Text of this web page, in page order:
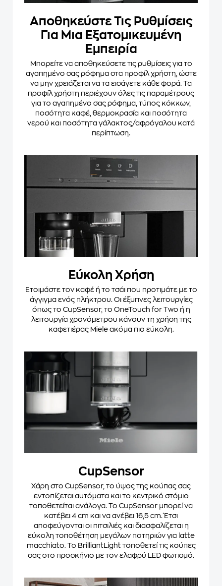
Αποθηκεύστε Τις Ρυθμίσεις
Για Μια Εξατομικευμένη
Εμπειρία
Μπορείτε να αποθηκεύσετε τις ρυθμίσεις για το
αγαπημένο σας ρόφημα στα προφίλ χρήστη, ώστε
να μην χρειάζεται να τα εισάγετε κάθε φορά. Τα
προφίλ χρήστη περιέχουν όλες τις παραμέτρους
για το αγαπημένο σας ρόφημα, τύπος κόκκων,
ποσότητα καφέ, θερμοκρασία και ποσότητα
νερού και ποσότητα γάλακτος/αφρόγαλου κατά
περίπτωση.
Εύκολη Χρήση
Ετοιμάστε τον καφέ ή το τσάι που προτιμάτε με το
άγγιγμα ενός πλήκτρου. Οι έξυπνες λειτουργίες
όπως το CupSensor, το OneTouch for Two ή η
λειτουργία χρονόμετρου κάνουν τη χρήση της
καφετιέρας Miele ακόμα πιο εύκολη.
CupSensor
Χάρη στο CupSensor, το ύψος της κούπας σας
εντοπίζεται αυτόματα και το κεντρικό στόμιο
τοποθετείται ανάλογα. Το CupSensor μπορεί να
κατέβει 4 cm και να ανέβει 16,5 cm. Έτσι
αποφεύγονται οι πιτσιλιές και διασφαλίζεται η
εύκολη τοποθέτηση μεγάλων ποτηριών για latte
macchiato. Το BrilliantLight τοποθετεί τις κούπες
σας στο προσκήνιο με τον ελαφρύ LED φωτισμό.